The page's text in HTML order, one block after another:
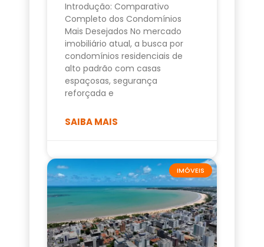
Introdução: Comparativo
Completo dos Condomínios
Mais Desejados No mercado
imobiliário atual, a busca por
condomínios residenciais de
alto padrão com casas
espaçosas, segurança
reforçada e
SAIBA MAIS
IMÓVEIS